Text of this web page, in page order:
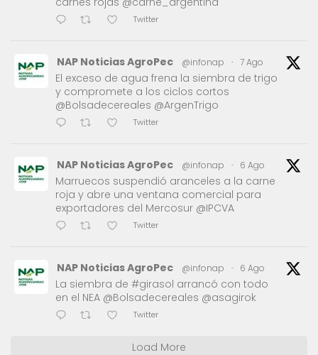
Twitter
NAP Noticias AgroPec @infonap · 7 Ago
El exceso de agua frena la siembra de trigo
y compromete a los ciclos cortos
@Bolsadecereales @ArgenTrigo
Twitter
NAP Noticias AgroPec @infonap · 6 Ago
Marruecos suspendió aranceles a la carne
roja y abre una ventana comercial para
exportadores del Mercosur @IPCVA
Twitter
NAP Noticias AgroPec @infonap · 6 Ago
La siembra de #girasol arrancó con todo
en el NEA @Bolsadecereales @asagirok
Twitter
Load More